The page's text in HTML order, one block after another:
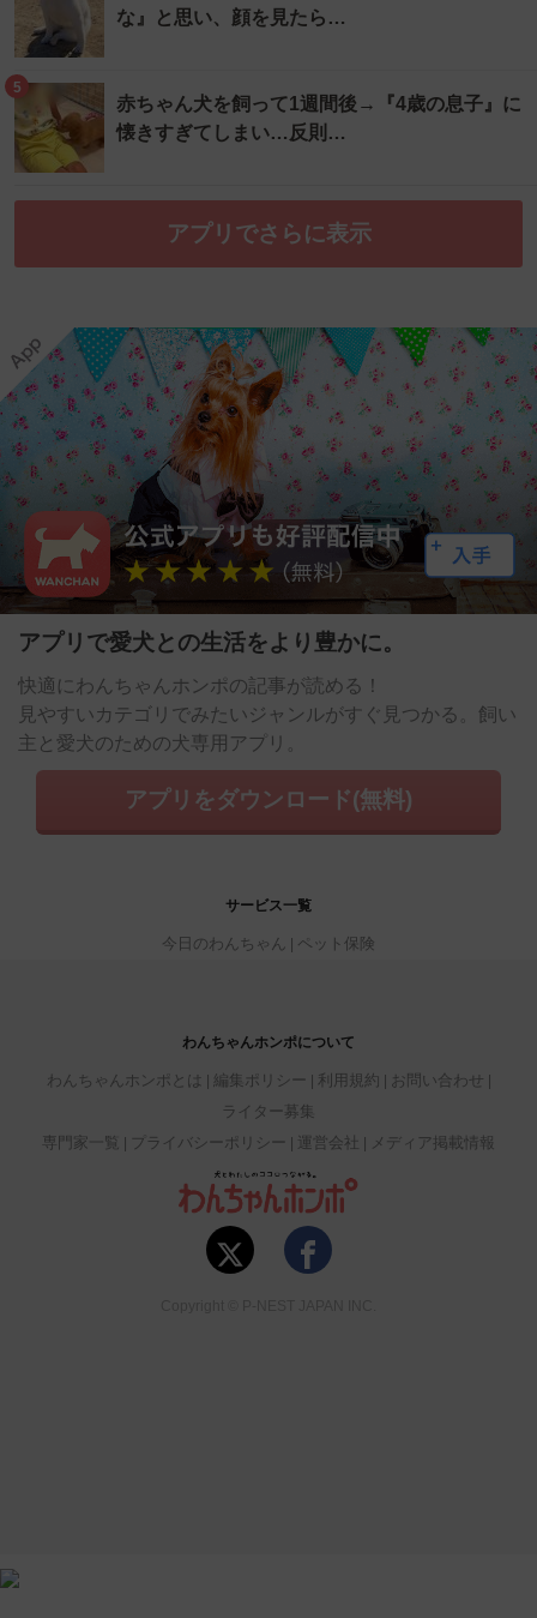
な』と思い、顔を見たら…
5
赤ちゃん犬を飼って1週間後→『4歳の息子』に
懐きすぎてしまい…反則…
アプリでさらに表示
アプリで愛犬との生活をより豊かに。
快適にわんちゃんホンポの記事が読める！
見やすいカテゴリでみたいジャンルがすぐ見つかる。飼い
主と愛犬のための犬専用アプリ。
アプリをダウンロード(無料)
サービス一覧
今日のわんちゃん ペット保険
わんちゃんホンポについて
わんちゃんホンポとは 編集ポリシー 利用規約
お問い合わせ
ライター募集
専門家一覧
プライバシーポリシー 運営会社 メディア掲載情報